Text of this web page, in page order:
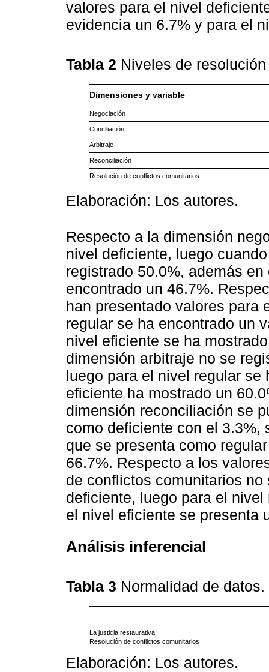
valores para el nivel
evidencia un 6.7% y para el
Tabla 2 Niveles de
Dimensiones y variable
Negociación
Conciliación
Arbitraje
Reconciliación
Resolución de conflictos comunitarios
Elaboración: Los autores.
Respecto a la dimensión
nivel deficiente, luego
registrado 50.0%, además
encontrado un 46.7%.
han presentado valores para
regular se ha encontrado un
nivel eficiente se ha
dimensión arbitraje no se
luego para el nivel regular
eficiente ha mostrado un
dimensión reconciliación se
como deficiente con el 3.3%,
que se presenta como
66.7%. Respecto a los
de conflictos comunitarios
deficiente, luego para el
el nivel eficiente se presenta
Análisis inferencial
Tabla 3 Normalidad de datos.
La justicia restaurativa
Resolución de conflictos comunitarios
Elaboración: Los autores.